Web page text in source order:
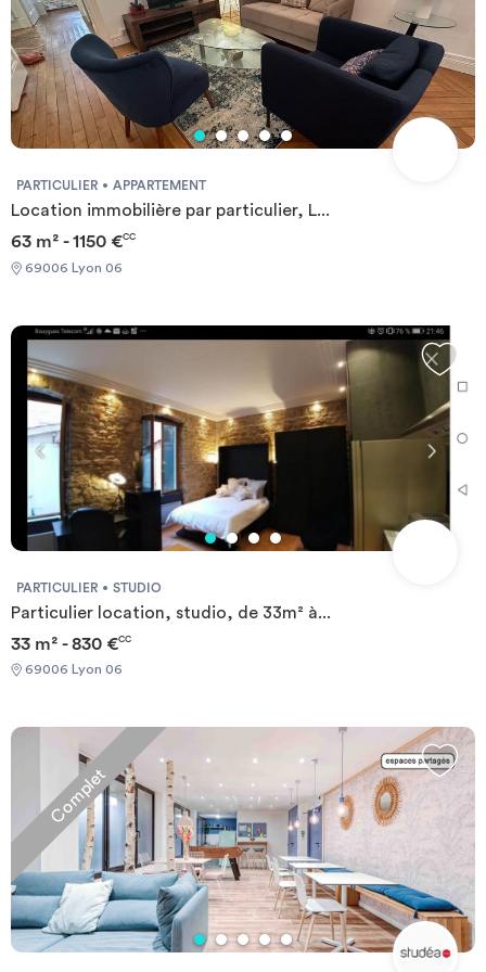
PARTICULIER APPARTEMENT
Location immobilière par particulier, L...
63 m² - 1150 €CC
69006 Lyon 06
PARTICULIER STUDIO
Particulier location, studio, de 33m² à...
33 m² - 830 €CC
69006 Lyon 06
Complet